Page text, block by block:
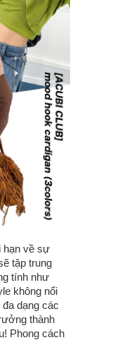
hạn về sự
tập trung
tính như
không nổi
dạng các
thành
Phong cách